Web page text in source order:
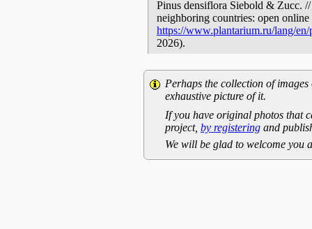
Pinus densiflora Siebold & Zucc.
neighboring countries: open
https://www.plantarium.ru/lang/
2026).
Perhaps the collection of
exhaustive picture of it.
If you have original photos that
project, by registering and
We will be glad to welcome